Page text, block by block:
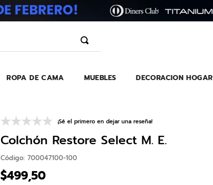
ROPA DE CAMA MUEBLES DECORACION HOGAR
¡Sé el primero en dejar una reseña!
Colchón Restore Select M. E.
Código: 700047100-100
$499,50